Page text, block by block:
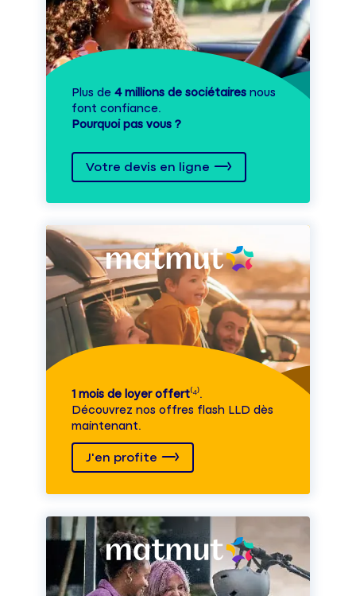
Plus de 4 millions de sociétaires nous
font confiance.
Pourquoi pas vous ?
Votre devis en ligne
1 mois de loyer offert⁽⁴⁾.
Découvrez nos offres flash LLD dès
maintenant.
J'en profite